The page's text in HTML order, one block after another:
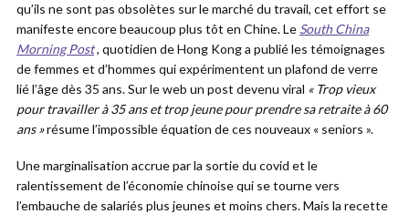
qu’ils ne sont pas obsolètes sur le marché du travail, cet effort se
manifeste encore beaucoup plus tôt en Chine. Le South China
Morning Post, quotidien de Hong Kong a publié les témoignages
de femmes et d’hommes qui expérimentent un plafond de verre
lié l’âge dès 35 ans. Sur le web un post devenu viral « Trop vieux
pour travailler à 35 ans et trop jeune pour prendre sa retraite à 60
ans »résume l’impossible équation de ces nouveaux « seniors ».
Une marginalisation accrue par la sortie du covid et le
ralentissement de l’économie chinoise qui se tourne vers
l’embauche de salariés plus jeunes et moins chers. Mais la recette